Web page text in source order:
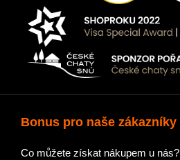
Bonus pro naše zákazníky
Co můžete získat nákupem u nás?